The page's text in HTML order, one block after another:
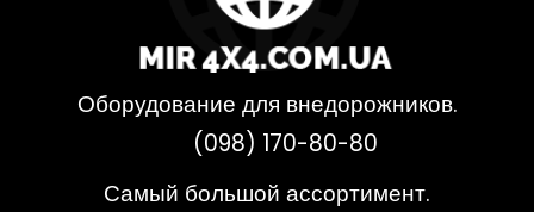
Оборудование для внедорожников.
(098) 170-80-80
Самый большой ассортимент.